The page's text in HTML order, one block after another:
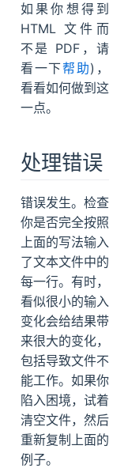
如果你想得到
HTML 文件而
不是 PDF，请
看一下帮助)，
看看如何做到这
一点。
处理错误
错误发生。检查
你是否完全按照
上面的写法输入
了文本文件中的
每一行。有时，
看似很小的输入
变化会给结果带
来很大的变化，
包括导致文件不
能工作。如果你
陷入困境，试着
清空文件，然后
重新复制上面的
例子。